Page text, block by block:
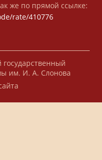
же по прямой ссылке:
rate/410776
им. И. А. Слонова